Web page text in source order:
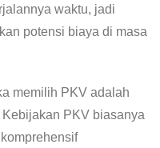
waktu, jadi
potensi biaya di masa
memilih PKV adalah
PKV biasanya